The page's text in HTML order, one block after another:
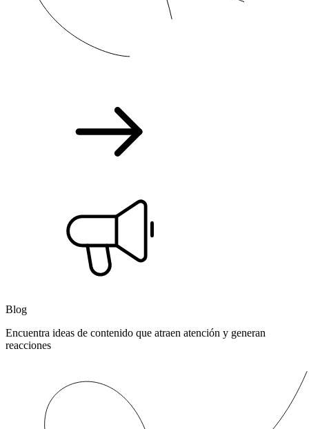
Blog
Encuentra ideas de contenido que atraen atención y generan
reacciones